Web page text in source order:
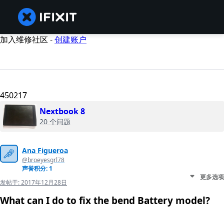
加入维修社区 -创建账户
450217
Nextbook 8
20 个问题
Ana Figueroa
@broeyesgrl78
声誉积分: 1
发帖于:2017年12月28日
更多选项
What can I do to fix the bend Battery model?